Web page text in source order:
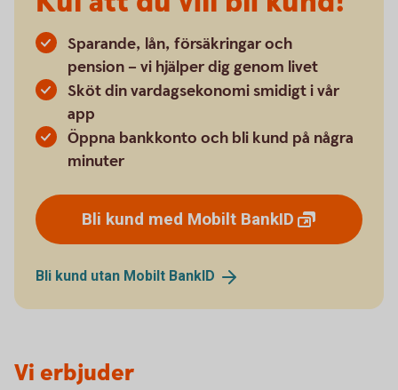
Sparande, lån, försäkringar och
pension – vi hjälper dig genom livet
Sköt din vardagsekonomi smidigt i vår
app
Öppna bankkonto och bli kund på några
minuter
Bli kund med Mobilt BankID
Bli kund utan Mobilt BankID
Vi erbjuder